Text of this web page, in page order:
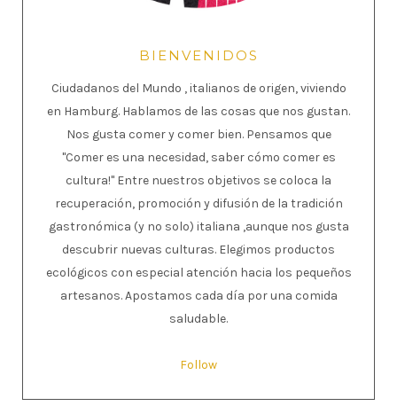
BIENVENIDOS
Ciudadanos del Mundo , italianos de origen, viviendo
en Hamburg. Hablamos de las cosas que nos gustan.
Nos gusta comer y comer bien. Pensamos que
"Comer es una necesidad, saber cómo comer es
cultura!" Entre nuestros objetivos se coloca la
recuperación, promoción y difusión de la tradición
gastronómica (y no solo) italiana ,aunque nos gusta
descubrir nuevas culturas. Elegimos productos
ecológicos con especial atención hacia los pequeños
artesanos. Apostamos cada día por una comida
saludable.
Follow